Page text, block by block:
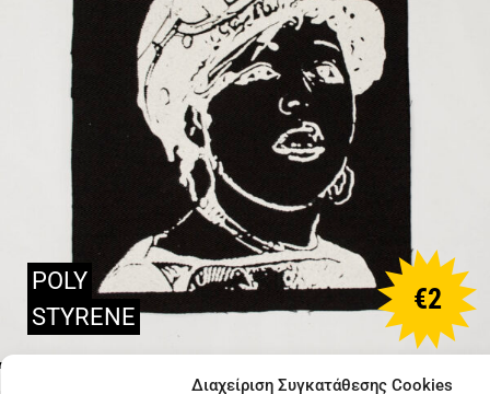
Διαχείριση Συγκατάθεσης Cookies
POLY
STYRENE
€2